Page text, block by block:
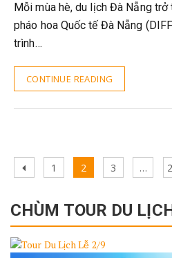
Mỗi mùa hè, du lịch Đà Nẵng
pháo hoa Quốc tế Đà Nẵng
trình…
CONTINUE READING
Posts
PreviousPage
1 Page
2 Page
3 …
CHÙM TOUR DU